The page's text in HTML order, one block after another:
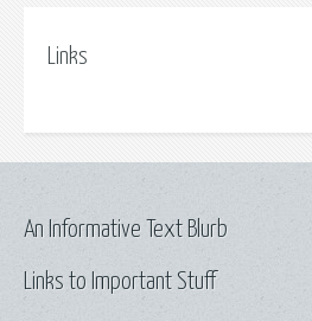
Links
Links to Important Stuff
An Informative Text Blurb